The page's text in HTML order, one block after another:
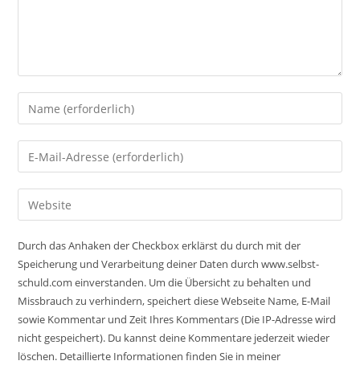
Gib
deinen
Namen
oder
zum
Kommentieren
ein
Gib
deine
E-
Mail-
zum
Kommentieren
ein
Gib
deine
Website-
URL
ein
(optional)
Durch das Anhaken der Checkbox erklärst du durch mit der
Speicherung und Verarbeitung deiner Daten durch www.selbst-
schuld.com einverstanden. Um die Übersicht zu behalten und
Missbrauch zu verhindern, speichert diese Webseite Name, E-Mail
sowie Kommentar und Zeit Ihres Kommentars (Die IP-Adresse wird
nicht gespeichert). Du kannst deine Kommentare jederzeit wieder
löschen. Detaillierte Informationen finden Sie in meiner